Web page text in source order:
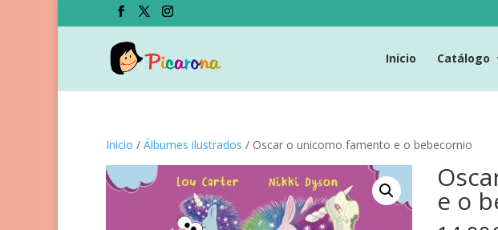
Inicio Catálogo
Inicio / Álbumes ilustrados / Oscar o unicorno famento e o bebecornio
e o